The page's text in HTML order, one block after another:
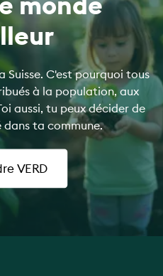
C'est pourquoi tous
à la population, aux
aussi, tu peux décider de
dans ta commune.
VERD